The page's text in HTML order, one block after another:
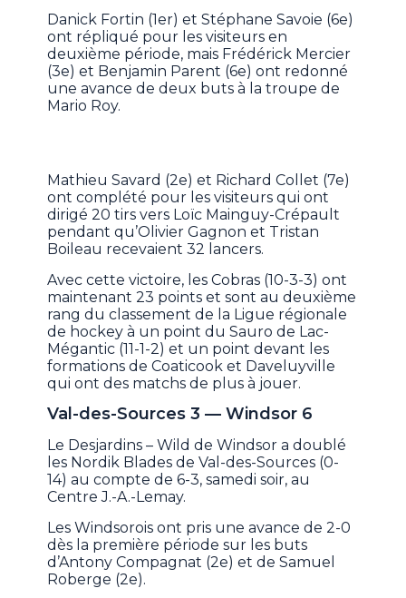
Danick Fortin (1er) et Stéphane Savoie (6e)
ont répliqué pour les visiteurs en
deuxième période, mais Frédérick Mercier
(3e) et Benjamin Parent (6e) ont redonné
une avance de deux buts à la troupe de
Mario Roy.
Mathieu Savard (2e) et Richard Collet (7e)
ont complété pour les visiteurs qui ont
dirigé 20 tirs vers Loïc Mainguy-Crépault
pendant qu’Olivier Gagnon et Tristan
Boileau recevaient 32 lancers.
Avec cette victoire, les Cobras (10-3-3) ont
maintenant 23 points et sont au deuxième
rang du classement de la Ligue régionale
de hockey à un point du Sauro de Lac-
Mégantic (11-1-2) et un point devant les
formations de Coaticook et Daveluyville
qui ont des matchs de plus à jouer.
Val-des-Sources 3 — Windsor 6
Le Desjardins – Wild de Windsor a doublé
les Nordik Blades de Val-des-Sources (0-
14) au compte de 6-3, samedi soir, au
Centre J.-A.-Lemay.
Les Windsorois ont pris une avance de 2-0
dès la première période sur les buts
d’Antony Compagnat (2e) et de Samuel
Roberge (2e).